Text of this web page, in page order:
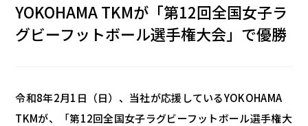
YOKOHAMA TKMが「第12回全国女子ラ
グビーフットボール選手権大会」で優勝
令和8年2月1日（日）、当社が応援しているYOKOHAMA
TKMが、「第12回全国女子ラグビーフットボール選手権大